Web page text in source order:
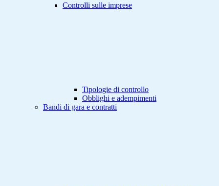
Controlli sulle imprese
Tipologie di controllo
Obblighi e adempimenti
Bandi di gara e contratti